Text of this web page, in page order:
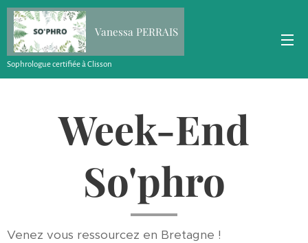
Vanessa PERRAIS
Sophrologue certifiée à Clisson
Week-End
So'phro
Venez vous ressourcez en Bretagne !